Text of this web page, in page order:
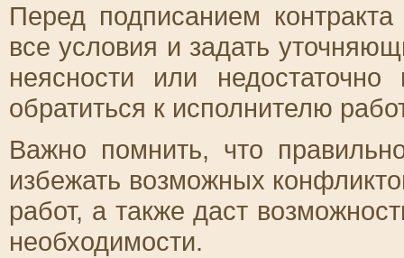
Перед подписанием
все условия и задать
неясности или
обратиться к исполнителю
Важно помнить, что
избежать возможных
работ, а также даст
необходимости.